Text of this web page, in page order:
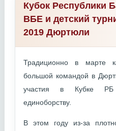
Кубок Республики
ВБЕ и детский
2019 Дюртюли
Традиционно в марте
большой командой в
участия в Кубке РБ
единоборству.
В этом году из-за